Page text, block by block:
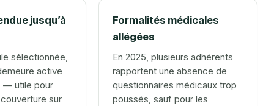
jusqu’à
sélectionnée,
active
— utile pour
sur
Formalités médicales
allégées
En 2025, plusieurs adhérents
rapportent une absence de
questionnaires médicaux trop
poussés, sauf pour les